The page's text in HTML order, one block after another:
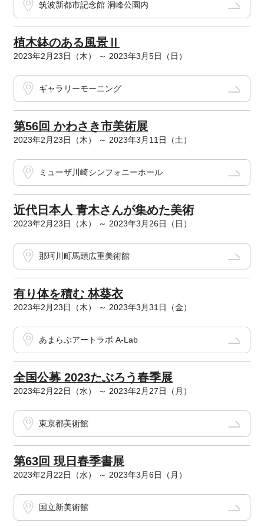
筑波新都市記念館 洞峰公園内
植木鉢のある風景Ⅱ
2023年2月23日（木） ～ 2023年3月5日（日）
ギャラリーモーニング
第56回 かわさき市美術展
2023年2月23日（木） ～ 2023年3月11日（土）
ミューザ川崎シンフォニーホール
近代日本人 青木さんが集めた美術
2023年2月23日（木） ～ 2023年3月26日（日）
那珂川町馬頭広重美術館
有り体を積む 林葵衣
2023年2月23日（木） ～ 2023年3月31日（金）
あまらぶアートラボ A-Lab
全国公募 2023たぶろう春季展
2023年2月22日（水） ～ 2023年2月27日（月）
東京都美術館
第63回 現日春季書展
2023年2月22日（水） ～ 2023年3月6日（月）
国立新美術館